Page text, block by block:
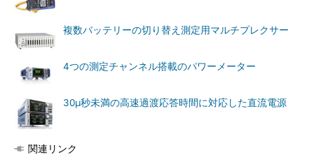
複数バッテリーの切り替え測定用マルチプレクサー
4つの測定チャンネル搭載のパワーメーター
30μ秒未満の高速過渡応答時間に対応した直流電源
関連リンク